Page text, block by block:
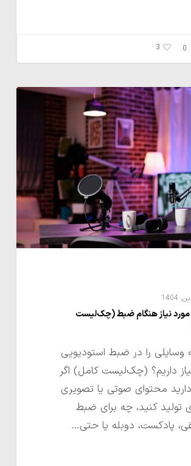
3
نیاز هنگام ضبط (چک‌لیست
را در ضبط استودیویی
داریم؟ (چک‌لیست کامل) اگر
محتوای صوتی یا تصویری
تولید کنید، چه برای ضبط
پادکست، دوبله یا حتی…